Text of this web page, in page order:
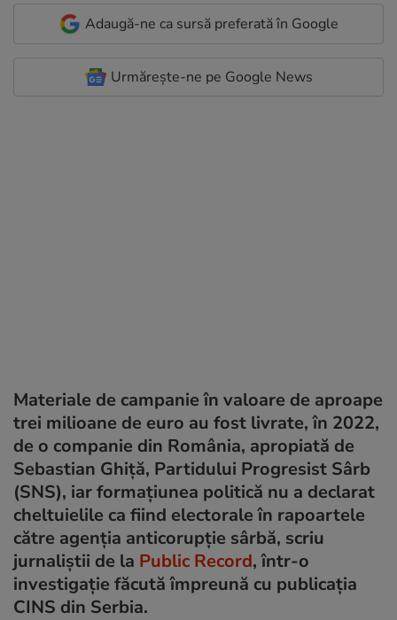
Adaugă-ne ca sursă preferată în Google
Urmărește-ne pe Google News
Materiale de campanie în valoare de aproape
trei milioane de euro au fost livrate, în 2022,
de o companie din România, apropiată de
Sebastian Ghiță, Partidului Progresist Sârb
(SNS), iar formațiunea politică nu a declarat
cheltuielile ca fiind electorale în rapoartele
către agenția anticorupție sârbă, scriu
jurnaliștii de la Public Record, într-o
investigație făcută împreună cu publicația
CINS din Serbia.